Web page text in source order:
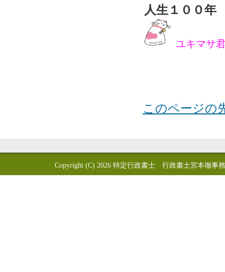
人生１００
ユキマサ
このページの
Copyright (C) 2026 特定行政書士 行政書士宮本徹事務